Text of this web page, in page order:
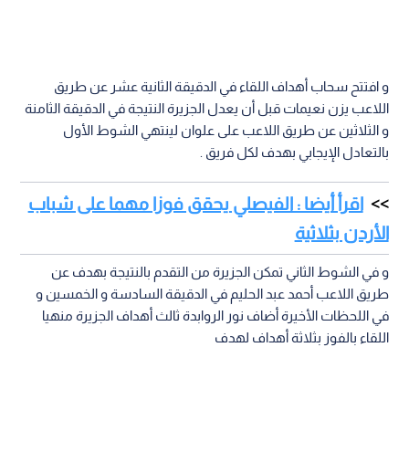
و افتتح سحاب أهداف اللقاء في الدقيقة الثانية عشر عن طريق
اللاعب يزن نعيمات قبل أن يعدل الجزيرة النتيجة في الدقيقة الثامنة
و الثلاثين عن طريق اللاعب على علوان لينتهي الشوط الأول
بالتعادل الإيجابي بهدف لكل فريق .
اقرأ أيضا : الفيصلي يحقق فوزا مهما على شباب
الأردن بثلاثية
و في الشوط الثاني تمكن الجزيرة من التقدم بالنتيجة بهدف عن
طريق اللاعب أحمد عبد الحليم في الدقيقة السادسة و الخمسين و
في اللحظات الأخيرة أضاف نور الروابدة ثالث أهداف الجزيرة منهيا
اللقاء بالفوز بثلاثة أهداف لهدف